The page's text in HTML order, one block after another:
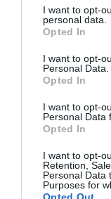
not limited to your
grant or deny
use your data for
consent section.
I want to opt-
personal data.
Opted In
I want to opt-
Personal Data.
Opted In
I want to opt-
Personal Data
Opted In
I want to opt-
Retention,
Personal Data
Purposes for
La Camera